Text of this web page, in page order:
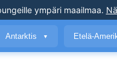
ympäri maailmaa.
Antarktis ▼ Etelä-